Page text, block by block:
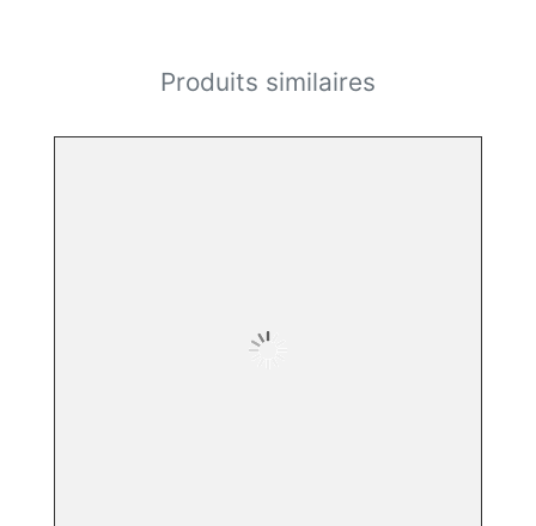
Produits similaires